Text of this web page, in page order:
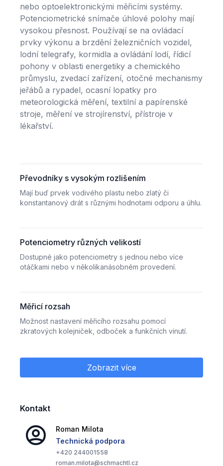
nebo optoelektronickými měřicími systémy.
Potenciometrické snímače úhlové polohy mají
vysokou přesnost. Používají se na ovládací
prvky výkonu a brzdění železničních vozidel,
lodní telegrafy, kormidla a ovládání lodí, řídicí
pohony v oblasti energetiky a chemického
průmyslu, zvedací zařízení, otočné mechanismy
jeřábů a rypadel, ocasní lopatky pro
meteorologická měření, textilní a papírenské
stroje, měření ve strojírenství, přístroje v
lékařství.
Převodníky s vysokým rozlišením
Mají buď prvek vodivého plastu nebo zlatý či
konstantanový drát s různými hodnotami odporu a úhlu.
Potenciometry různých velikostí
Dostupné jako potenciometry s jednou nebo více
otáčkami nebo v několikanásobném provedení.
Měřicí rozsah
Možnost nastavení měřicího rozsahu pomocí
zkratových kolejniček, odboček a funkčních vinutí.
Integrovaný převodník signálu
Potenciometry naplněné olejem
Pro zajištění spolehlivosti ve velmi znečištěném
Zobrazit více
Kontakt
Roman Milota
Technická podpora
+420 244001558
roman.milota@schmachtl.cz